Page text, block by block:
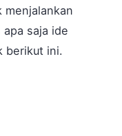
menjalankan
saja ide
berikut ini.